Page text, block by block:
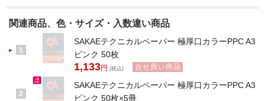
関連商品、色・サイズ・入数違い商品
1
SAKAEテクニカルペーパー 極厚口カラーPPC A3
ピンク 50枚
1,133円 (税込) 合せ買い商品
2
SAKAEテクニカルペーパー 極厚口カラーPPC A3
ピンク 50枚×5冊